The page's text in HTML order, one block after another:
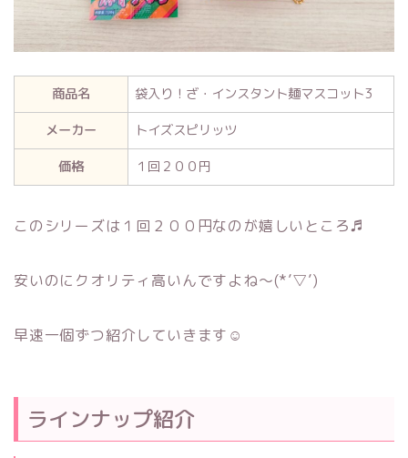
商品名
袋入り！ざ・インスタント麺マスコット3
メーカー
トイズスピリッツ
価格
１回２００円
このシリーズは１回２００円なのが嬉しいところ♬
安いのにクオリティ高いんですよね～(*’▽’)
早速一個ずつ紹介していきます☺
ラインナップ紹介